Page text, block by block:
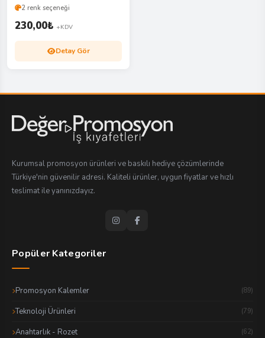
2 renk seçeneği
230,00₺ +KDV
Detay Gör
Kurumsal promosyon ürünleri ve baskılı hediye çözümlerinde
Türkiye'nin güvenilir adresi. Kaliteli ürünler, uygun fiyatlar ve hızlı
teslimat ile yanınızdayız.
Popüler Kategoriler
Promosyon Kalemler (89)
Teknoloji Ürünleri (79)
Anahtarlık - Rozet (62)